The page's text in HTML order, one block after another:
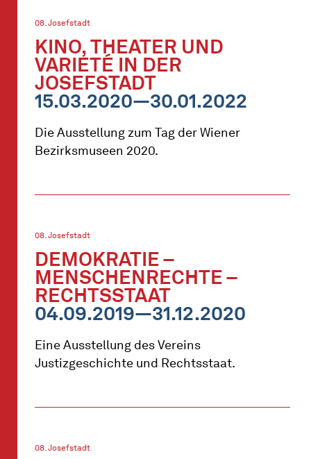
08. Josefstadt
KINO, THEATER UND
VARIETÉ IN DER
JOSEFSTADT
15.03.2020—30.01.2022
Die Ausstellung zum Tag der Wiener
Bezirksmuseen 2020.
08. Josefstadt
DEMOKRATIE –
MENSCHENRECHTE –
RECHTSSTAAT
04.09.2019—31.12.2020
Eine Ausstellung des Vereins
Justizgeschichte und Rechtsstaat.
08. Josefstadt